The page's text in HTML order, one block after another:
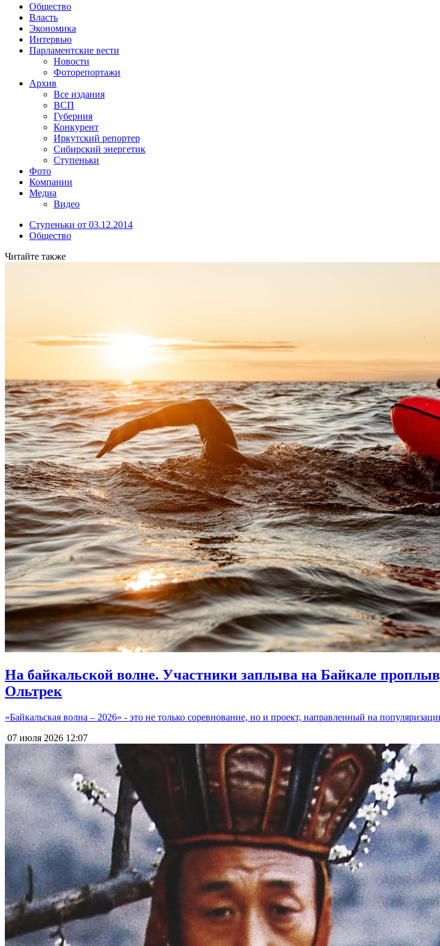
Общество
Власть
Экономика
Интервью
Парламентские вести
Новости
Фоторепортажи
Архив
Все издания
ВСП
Губерния
Конкурент
Иркутский репортер
Сибирский энергетик
Ступеньки
Фото
Компании
Медиа
Видео
Ступеньки от 03.12.2014
Общество
Читайте также
На байкальской волне. Участники заплыва на Байкале
Ольтрек
«Байкальская волна – 2026» - это не только соревнование, но и проект, направленный на
07 июля 2026 12:07